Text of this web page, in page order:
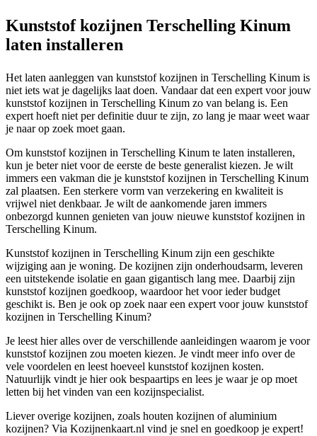
Kunststof kozijnen Terschelling Kinum
laten installeren
Het laten aanleggen van kunststof kozijnen in Terschelling Kinum is
niet iets wat je dagelijks laat doen. Vandaar dat een expert voor jouw
kunststof kozijnen in Terschelling Kinum zo van belang is. Een
expert hoeft niet per definitie duur te zijn, zo lang je maar weet waar
je naar op zoek moet gaan.
Om kunststof kozijnen in Terschelling Kinum te laten installeren,
kun je beter niet voor de eerste de beste generalist kiezen. Je wilt
immers een vakman die je kunststof kozijnen in Terschelling Kinum
zal plaatsen. Een sterkere vorm van verzekering en kwaliteit is
vrijwel niet denkbaar. Je wilt de aankomende jaren immers
onbezorgd kunnen genieten van jouw nieuwe kunststof kozijnen in
Terschelling Kinum.
Kunststof kozijnen in Terschelling Kinum zijn een geschikte
wijziging aan je woning. De kozijnen zijn onderhoudsarm, leveren
een uitstekende isolatie en gaan gigantisch lang mee. Daarbij zijn
kunststof kozijnen goedkoop, waardoor het voor ieder budget
geschikt is. Ben je ook op zoek naar een expert voor jouw kunststof
kozijnen in Terschelling Kinum?
Je leest hier alles over de verschillende aanleidingen waarom je voor
kunststof kozijnen zou moeten kiezen. Je vindt meer info over de
vele voordelen en leest hoeveel kunststof kozijnen kosten.
Natuurlijk vindt je hier ook bespaartips en lees je waar je op moet
letten bij het vinden van een kozijnspecialist.
Liever overige kozijnen, zoals houten kozijnen of aluminium
kozijnen? Via Kozijnenkaart.nl vind je snel en goedkoop je expert!